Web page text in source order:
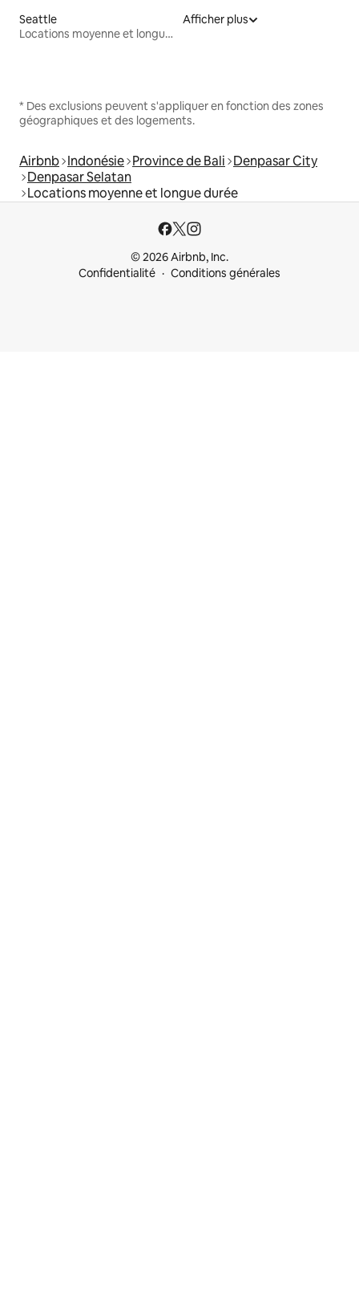
Seattle
Locations moyenne et longue durée
Afficher plus
* Des exclusions peuvent s'appliquer en fonction des zones
géographiques et des logements.
Airbnb Indonésie Province de Bali Denpasar City
Denpasar Selatan
Locations moyenne et longue durée
© 2026 Airbnb, Inc.
Confidentialité
Conditions générales